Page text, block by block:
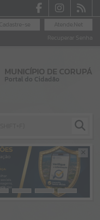
Atende.Net
Cadastre-se
Recuperar Senha
MUNICÍPIO DE CORUPÁ
Portal do Cidadão